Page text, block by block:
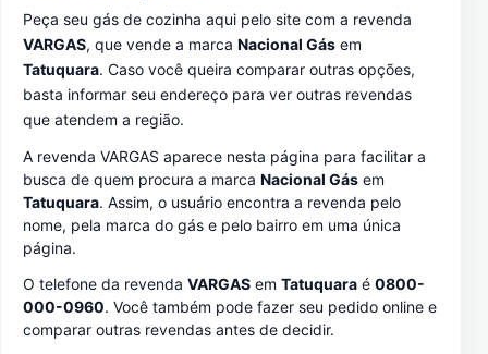
Peça seu gás de cozinha aqui pelo site com a revenda
VARGAS, que vende a marca Nacional Gás em
Tatuquara. Caso você queira comparar outras opções,
basta informar seu endereço para ver outras revendas
que atendem a região.
A revenda VARGAS aparece nesta página para facilitar a
busca de quem procura a marca Nacional Gás em
Tatuquara. Assim, o usuário encontra a revenda pelo
nome, pela marca do gás e pelo bairro em uma única
página.
O telefone da revenda VARGAS em Tatuquara é 0800-
000-0960. Você também pode fazer seu pedido online e
comparar outras revendas antes de decidir.